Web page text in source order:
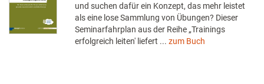
und suchen dafür ein Konzept, das mehr leistet
als eine lose Sammlung von Übungen? Dieser
Seminarfahrplan aus der Reihe „Trainings
erfolgreich leiten' liefert ... zum Buch